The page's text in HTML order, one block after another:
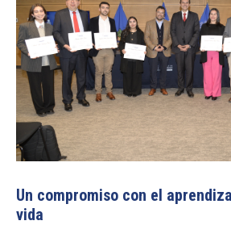
Un compromiso con el
vida